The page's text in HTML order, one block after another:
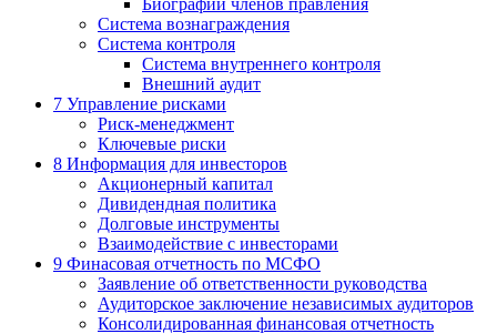
Биографии членов правления
Система вознаграждения
Система контроля
Система внутреннего контроля
Внешний аудит
7 Управление рисками
Риск-менеджмент
Ключевые риски
8 Информация для инвесторов
Акционерный капитал
Дивидендная политика
Долговые инструменты
Взаимодействие с инвеcторами
9 Финасовая отчетность по МСФО
Заявление об ответственности руководства
Аудиторское заключение независимых аудиторов
Консолидированная финансовая отчетность